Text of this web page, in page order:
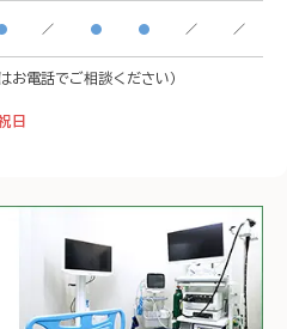
※イ
り
／ ● ● ／ ／
電話でご相談ください）
日